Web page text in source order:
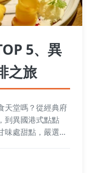
5、異
之旅
天堂嗎？從經典府
到異國港式點點
味處甜點，嚴選